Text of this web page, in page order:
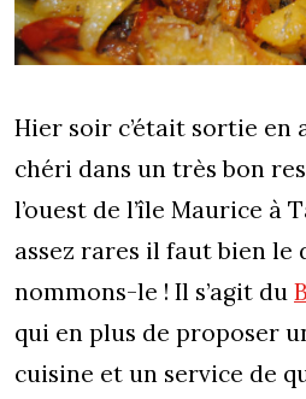
Hier soir c’était sortie en
chéri dans un très bon
l’ouest de l’île Maurice à
assez rares il faut bien le
nommons-le ! Il s’agit du
qui en plus de proposer
cuisine et un service de